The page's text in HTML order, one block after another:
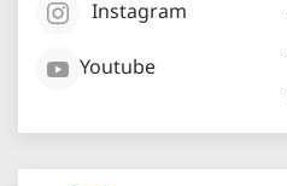
Instagram
Youtube